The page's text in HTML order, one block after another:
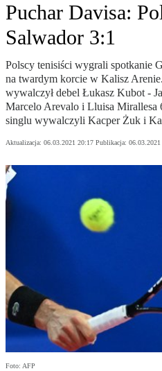
Puchar Davisa:
Salwador 3:1
Polscy tenisiści wygrali spotkanie
na twardym korcie w Kalisz
wywalczył debel Łukasz Kubot -
Marcelo Arevalo i Lluisa
singlu wywalczyli Kacper Żuk i
Aktualizacja: 06.03.2021 20:17 Publikacja:
Foto: AFP